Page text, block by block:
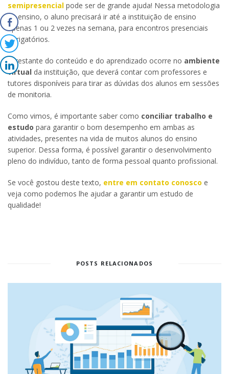
semipresencial pode ser de grande ajuda! Nessa metodologia
de ensino, o aluno precisará ir até a instituição de ensino
apenas 1 ou 2 vezes na semana, para encontros presenciais
obrigatórios.
O restante do conteúdo e do aprendizado ocorre no ambiente
virtual da instituição, que deverá contar com professores e
tutores disponíveis para tirar as dúvidas dos alunos em sessões
de monitoria.
Como vimos, é importante saber como conciliar trabalho e
estudo para garantir o bom desempenho em ambas as
atividades, presentes na vida de muitos alunos do ensino
superior. Dessa forma, é possível garantir o desenvolvimento
pleno do indivíduo, tanto de forma pessoal quanto profissional.
Se você gostou deste texto, entre em contato conosco e
veja como podemos lhe ajudar a garantir um estudo de
qualidade!
POSTS RELACIONADOS